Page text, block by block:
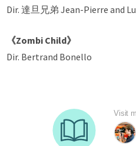
Dir. 達旦兄弟 Jean-Pierre and
《Zombi Child》
Dir. Bertrand Bonello